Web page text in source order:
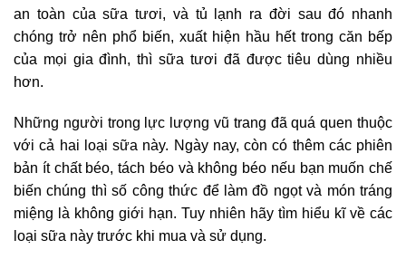
an toàn của sữa tươi, và tủ lạnh ra đời sau đó nhanh
chóng trở nên phổ biến, xuất hiện hầu hết trong căn bếp
của mọi gia đình, thì sữa tươi đã được tiêu dùng nhiều
hơn.
Những người trong lực lượng vũ trang đã quá quen thuộc
với cả hai loại sữa này. Ngày nay, còn có thêm các phiên
bản ít chất béo, tách béo và không béo nếu bạn muốn chế
biến chúng thì số công thức để làm đồ ngọt và món tráng
miệng là không giới hạn. Tuy nhiên hãy tìm hiểu kĩ về các
loại sữa này trước khi mua và sử dụng.